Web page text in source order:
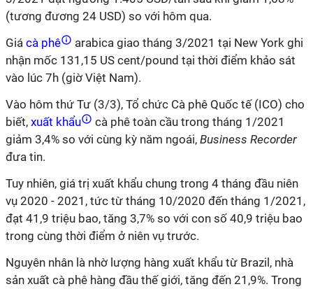
(tương đương 24 USD) so với hôm qua.
Giá cà phê
arabica giao tháng 3/2021 tại New York ghi
nhận mốc 131,15 US cent/pound tại thời điểm khảo sát
vào lúc 7h (giờ Việt Nam).
Vào hôm thứ Tư (3/3), Tổ chức Cà phê Quốc tế (ICO) cho
biết, xuất khẩu
cà phê toàn cầu trong tháng 1/2021
giảm 3,4% so với cùng kỳ năm ngoái, Business Recorder
đưa tin.
Tuy nhiên, giá trị xuất khẩu chung trong 4 tháng đầu niên
vụ 2020 - 2021, tức từ tháng 10/2020 đến tháng 1/2021,
đạt 41,9 triệu bao, tăng 3,7% so với con số 40,9 triệu bao
trong cùng thời điểm ở niên vụ trước.
Nguyên nhân là nhờ lượng hàng xuất khẩu từ Brazil, nhà
sản xuất cà phê hàng đầu thế giới, tăng đến 21,9%. Trong